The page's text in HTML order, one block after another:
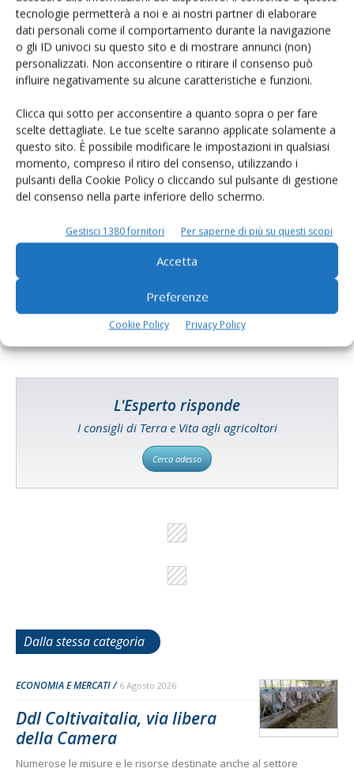
tecnologie permetterà a noi e ai nostri partner di elaborare
dati personali come il comportamento durante la navigazione
o gli ID univoci su questo sito e di mostrare annunci (non)
personalizzati. Non acconsentire o ritirare il consenso può
influire negativamente su alcune caratteristiche e funzioni.
Clicca qui sotto per acconsentire a quanto sopra o per fare
scelte dettagliate. Le tue scelte saranno applicate solamente a
questo sito. È possibile modificare le impostazioni in qualsiasi
momento, compreso il ritiro del consenso, utilizzando i
pulsanti della Cookie Policy o cliccando sul pulsante di gestione
del consenso nella parte inferiore dello schermo.
Gestisci 1380 fornitori Per saperne di più su questi scopi
Accetta
Preferenze
Cookie Policy Privacy Policy
E-magazine
Tecniche, prodotti e servizi dalle aziende
Catalogo Aziende e Prodotti
Un modo semplice per cercare un'azienda o un
Cerca adesso
L'Esperto risponde
I consigli di Terra e Vita agli agricoltori
Cerca adesso
Dalla stessa categoria
ECONOMIA E MERCATI 6 Agosto 2026
Ddl Coltivaitalia, via libera
della Camera
Numerose le misure e le risorse destinate anche al settore